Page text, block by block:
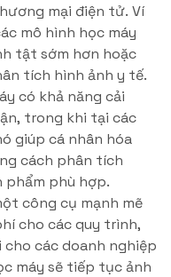
mại điện tử. Ví
mô hình học máy
tật sớm hơn hoặc
tích hình ảnh y tế.
có khả năng cải
trong khi tại các
giúp cá nhân hóa
cách phân tích
phẩm phù hợp.
công cụ mạnh mẽ
cho các quy trình,
cho các doanh nghiệp
máy sẽ tiếp tục ảnh